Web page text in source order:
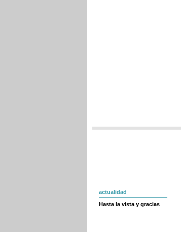
actualidad
Hasta la vista y gracias